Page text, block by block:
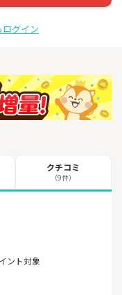
ログイン
クチコミ
（9件）
ント対象